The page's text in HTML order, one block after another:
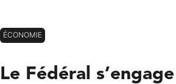
ÉCONOMIE
Le Fédéral